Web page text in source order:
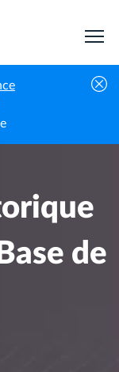
d’Activité de la Base
de